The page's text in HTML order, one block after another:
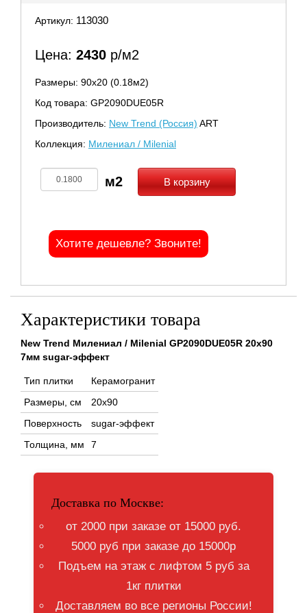
Артикул: 113030
Цена: 2430 р/м2
Размеры: 90х20 (0.18м2)
Код товара: GP2090DUE05R
Производитель: New Trend (Россия) ART
Коллекция: Милениал / Milenial
В корзину
Хотите дешевле? Звоните!
Характеристики товара
New Trend Милениал / Milenial GP2090DUE05R 20x90
7мм sugar-эффект
Тип плитки
Керамогранит
Размеры, см
20x90
Поверхность
sugar-эффект
Толщина, мм
7
Доставка по Москве:
от 2000 при заказе от 15000 руб.
5000 руб при заказе до 15000р
Подъем на этаж с лифтом 5 руб за
1кг плитки
Доставляем во все регионы России!